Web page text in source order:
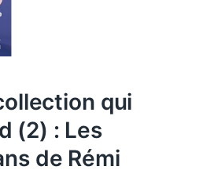
qui
(2) : Les
de Rémi